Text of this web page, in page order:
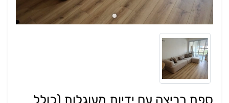
ספת רביצה עם ידיות מעוגלות (כולל